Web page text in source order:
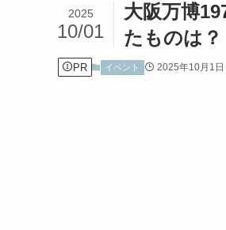
大阪万博
たものは？
2025
10/01
PR イベント 2025年10月1日